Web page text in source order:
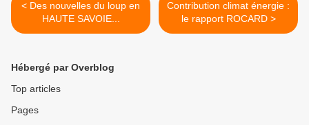
< Des nouvelles du loup en
HAUTE SAVOIE...
Contribution climat énergie :
le rapport ROCARD >
Hébergé par Overblog
Top articles
Pages